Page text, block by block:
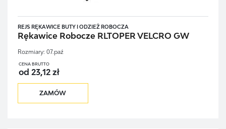
REJS RĘKAWICE BUTY I ODZIEŻ ROBOCZA
Rękawice Robocze RLTOPER VELCRO GW
Rozmiary: 07.paź
CENA BRUTTO
od 23,12 zł
ZAMÓW